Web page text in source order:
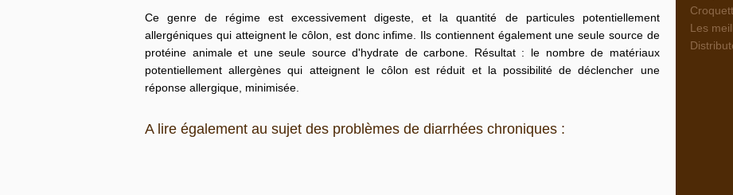
Ce genre de régime est excessivement digeste, et la quantité de particules potentiellement
allergéniques qui atteignent le côlon, est donc infime. Ils contiennent également une seule source de
protéine animale et une seule source d'hydrate de carbone. Résultat : le nombre de matériaux
potentiellement allergènes qui atteignent le côlon est réduit et la possibilité de déclencher une
réponse allergique, minimisée.
A lire également au sujet des problèmes de diarrhées chroniques :
Les